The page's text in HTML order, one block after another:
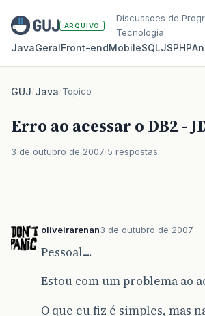
ARQUIVO
Discussoes de
Tecnologia
JavaGeralFront‑endMobileSQLJSPHP
GUJ/Java/Topico
Erro ao acessar o DB2 -
3 de outubro de 2007 5 respostas
oliveirarenan3 de outubro de 2007
Pessoal....
Estou com um problema ao
O que eu fiz é simples, mas